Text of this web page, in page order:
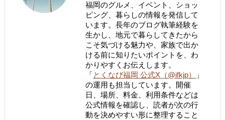
福岡のグルメ、イベント、ショッ
ピング、暮らしの情報を発信して
います。長年のブログ執筆経験を
生かし、地元で暮らしてきたから
こそ気づける魅力や、家族で出か
ける前に知りたいポイントを、わ
かりやすくお伝えします。
「とくなび福岡 公式X（@ifkjp）
」
の運用も担当しています。開催
日、場所、料金、利用条件などは
公式情報を確認し、読者が次の行
動を決めやすい形に整理すること